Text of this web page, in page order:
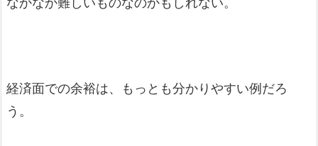
経済面での余裕は、もっとも分かりやすい例だろ
う。